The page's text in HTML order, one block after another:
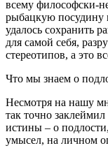
всему философски-
рыбацкую посудину
удалось сохранить
для самой себя,
стереотипов, а это
Что мы знаем о
Несмотря на нашу
так точно
истины – о
умысел, на личном